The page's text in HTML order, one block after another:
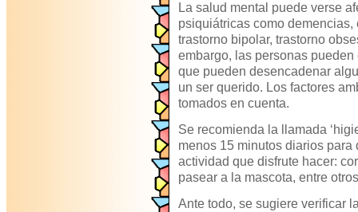
La salud mental puede verse
psiquiátricas como
trastorno bipolar, trastorno
embargo, las personas
que pueden desencadenar
un ser querido. Los factores
tomados en cuenta.
Se recomienda la llamada
menos 15 minutos diarios
actividad que disfrute hacer:
pasear a la mascota, entre
Ante todo, se sugiere verificar